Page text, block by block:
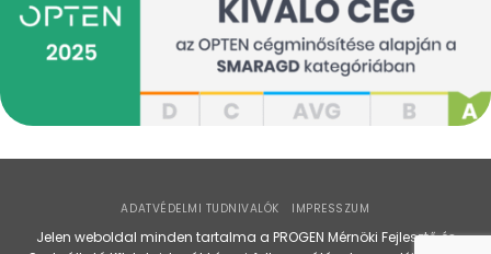
ADATVÉDELMI TUDNIVALÓK IMPRESSZUM
Jelen weboldal minden tartalma a PROGEN Mérnöki Fejlesztő és